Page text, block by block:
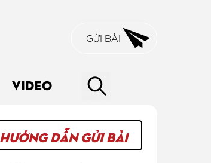
GỬI BÀI
VIDEO
HƯỚNG DẪN GỬI BÀI